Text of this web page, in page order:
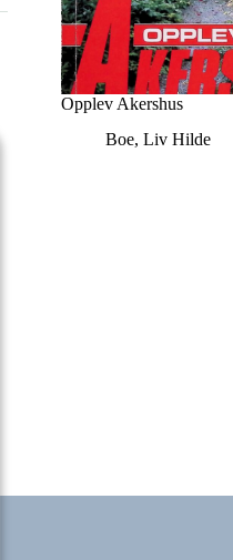
Opplev Akershus
Boe, Liv Hilde